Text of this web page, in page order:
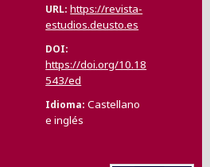
URL https://revista-
estudios.deusto.es
DOI
https://doi.org/10.18
543/ed
Idioma Castellano
e inglés